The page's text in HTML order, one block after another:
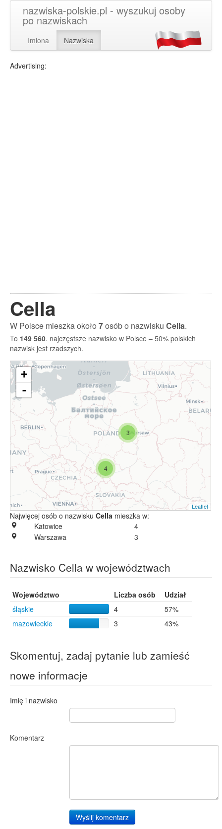
nazwiska-polskie.pl - wyszukuj osoby
po nazwiskach
Imiona Nazwiska
Advertising:
Cella
W Polsce mieszka około7osób o nazwisku Cella.
To 149 560. najczęstsze nazwisko w Polsce – 50% polskich
nazwisk jest rzadszych.
3
4
+
-
Leaflet
Najwięcej osób o nazwisku Cella mieszka w:
Katowice
4
Warszawa
3
Nazwisko Cella w województwach
Województwo Liczba osób
Udział
śląskie
4
57%
mazowieckie
3 43%
Skomentuj, zadaj pytanie lub zamieść
nowe informacje
Imię i nazwisko
Komentarz
Wyślij komentarz